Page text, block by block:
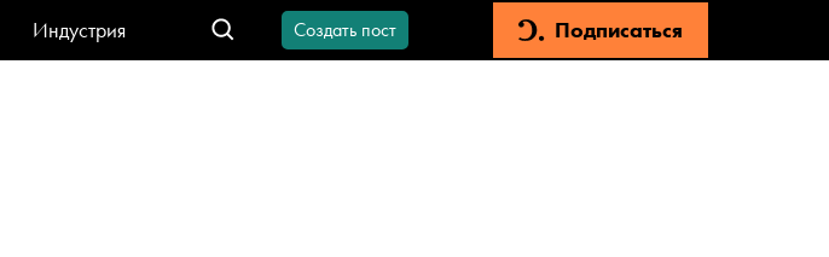
Индустрия
Создать пост Подписаться